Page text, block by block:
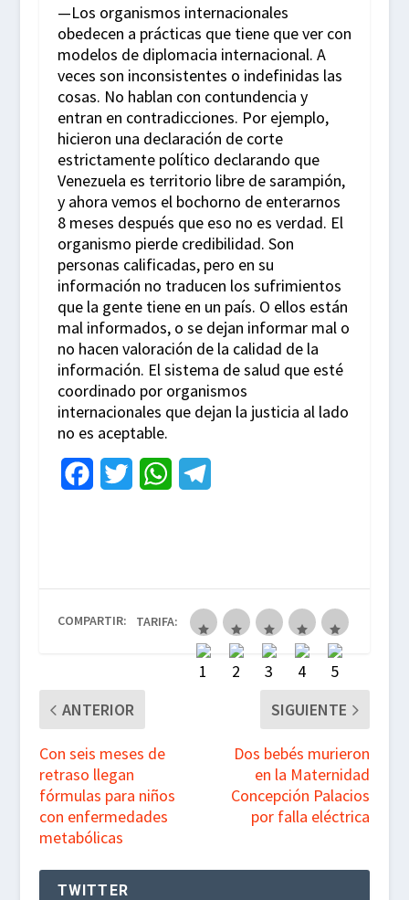
—Los organismos internacionales
obedecen a prácticas que tiene que ver con
modelos de diplomacia internacional. A
veces son inconsistentes o indefinidas las
cosas. No hablan con contundencia y
entran en contradicciones. Por ejemplo,
hicieron una declaración de corte
estrictamente político declarando que
Venezuela es territorio libre de sarampión,
y ahora vemos el bochorno de enterarnos
8 meses después que eso no es verdad. El
organismo pierde credibilidad. Son
personas calificadas, pero en su
información no traducen los sufrimientos
que la gente tiene en un país. O ellos están
mal informados, o se dejan informar mal o
no hacen valoración de la calidad de la
información. El sistema de salud que esté
coordinado por organismos
internacionales que dejan la justicia al lado
no es aceptable.
r
COMPARTIR: TARIFA:
ANTERIOR
Con seis meses de
retraso llegan
fórmulas para niños
con enfermedades
metabólicas
SIGUIENTE
Dos bebés murieron
en la Maternidad
Concepción Palacios
por falla eléctrica
TWITTER